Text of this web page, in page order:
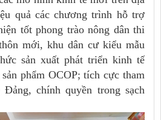
quả các chương trình hỗ trợ
tốt phong trào nông dân thi
mới, khu dân cư kiểu mẫu
sản xuất phát triển kinh tế
phẩm OCOP; tích cực tham
chính quyền trong sạch